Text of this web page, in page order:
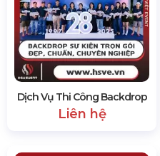
Dịch Vụ Thi Công Backdrop
Liên hệ